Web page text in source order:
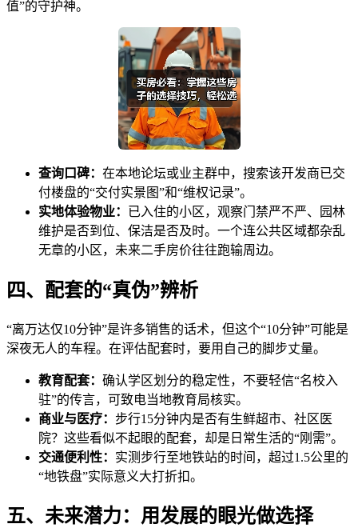
值”的守护神。
查询口碑： 在本地论坛或业主群中，搜索该开发商已交
付楼盘的“交付实景图”和“维权记录”。
实地体验物业： 已入住的小区，观察门禁严不严、园林
维护是否到位、保洁是否及时。一个连公共区域都杂乱
无章的小区，未来二手房价往往跑输周边。
四、配套的“真伪”辨析
“离万达仅10分钟”是许多销售的话术，但这个“10分钟”可能是
深夜无人的车程。在评估配套时，要用自己的脚步丈量。
教育配套： 确认学区划分的稳定性，不要轻信“名校入
驻”的传言，可致电当地教育局核实。
商业与医疗： 步行15分钟内是否有生鲜超市、社区医
院？这些看似不起眼的配套，却是日常生活的“刚需”。
交通便利性： 实测步行至地铁站的时间，超过1.5公里的
“地铁盘”实际意义大打折扣。
五、未来潜力：用发展的眼光做选择